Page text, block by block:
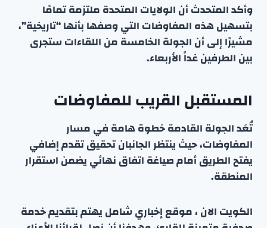
وأكد المتحدث أن الولايات المتحدة ملتزمة تمامًا
بتسهيل هذه المفاوضات التي وصفها بأنها “تاريخية”،
مشيرًا إلى أن الجولة الخامسة من اللقاءات ستجرى
بين الطرفين غداً الأربعاء.
المستقبل القريب للمفاوضات
تُعَد الجولة القادمة خطوة هامة في مسار
المفاوضات، حيث ينتظر الجانبان تحقيق تقدم إضافي
يفتح الطريق أمام صياغة اتفاق نهائي يضمن استقرار
المنطقة.
الكويت الان ، موقع إخباري شامل يهتم بتقديم خدمة